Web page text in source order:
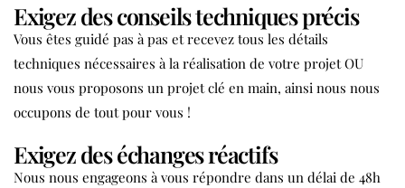
Exigez des conseils techniques précis
Vous êtes guidé pas à pas et recevez tous les détails
techniques nécessaires à la réalisation de votre projet OU
nous vous proposons un projet clé en main, ainsi nous nous
occupons de tout pour vous !
Exigez des échanges réactifs
Nous nous engageons à vous répondre dans un délai de 48h